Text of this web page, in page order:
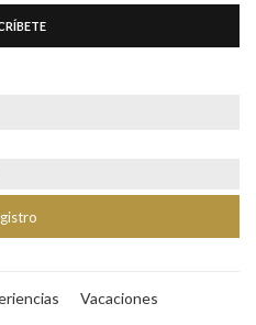
Vacaciones